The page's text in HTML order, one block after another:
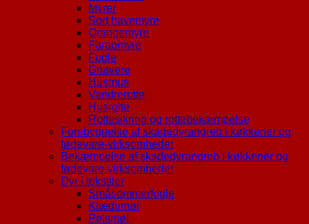
Myrer
Sort havemyre
Orangemyre
Faraomyre
Fugle
Gnavere
Husmus
Vandrerotte
Husrotte
Rottesikring og rottebekæmpelse
Forebyggelse af skadedyrangreb i køkkener og
fødevare-virksomheder
Bekæmpelse af skadedyrangreb i køkkener og
fødevare-virksomheder
Dyr i tekstiler
Småsommerfugle
Klædemøl
Pelsmøl